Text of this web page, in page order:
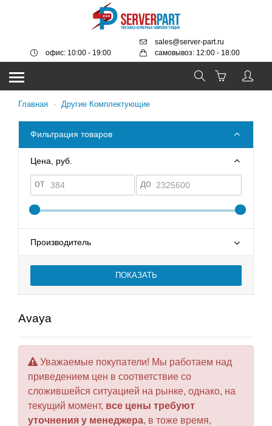
sales@server-part.ru
самовывоз: 12:00 - 18:00
офис: 10:00 - 19:00
Главная - Другие Комплектующие
Фильтрация товаров
Цена, руб.
от до
Производитель
Avaya
Уважаемые покупатели! Мы работаем над
приведением цен в соответствие со
сложившейся ситуацией на рынке, однако, на
текущий момент, все цены требуют
уточнения у менеджера, в тоже время,